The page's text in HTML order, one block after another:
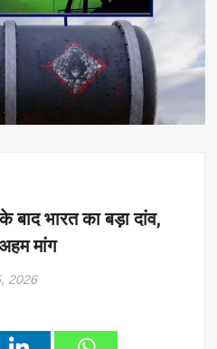
भारत का बड़ा दांव,
मांग
2026